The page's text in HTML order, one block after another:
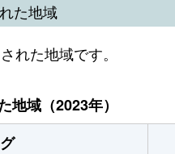
た地域
れた地域です。
地域（2023年）